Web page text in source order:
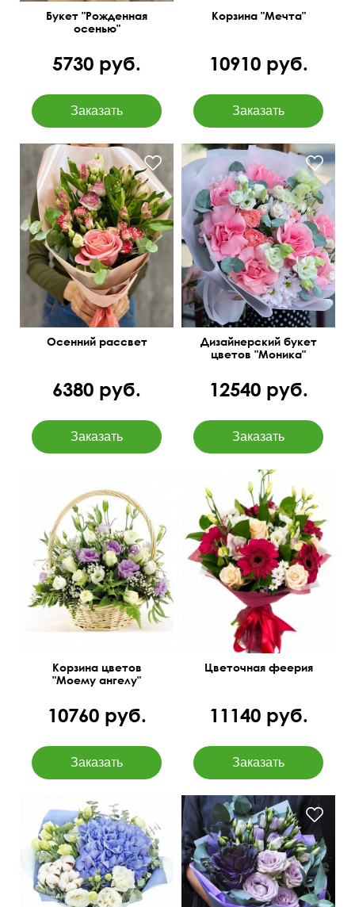
Букет "Рожденная
осенью"
5730 руб.
Корзина "Мечта"
10910 руб.
Эквадорская роза Нина,
альстромерия, зелень,
матовая пленка
Осенний рассвет
6380 руб.
Вывернутые розы,
лизиантусы (эустома),
гвоздика
Дизайнерский букет
цветов "Моника"
12540 руб.
Кустовые розы,
лизиантусы, ирисы,
папоротник.
40 см
40 см
Корзина цветов
"Моему ангелу"
10760 руб.
Красивый букет с
бесплатной доставкой
Цветочная феерия
11140 руб.
Пышная гортензия,
эустома и хлопок в
оформлении.
Оригинальные сочетания